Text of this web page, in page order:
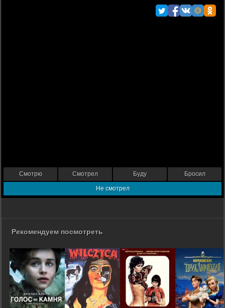
Смотрю Смотрел Буду Бросил
Не смотрел
Рекомендуем посмотреть